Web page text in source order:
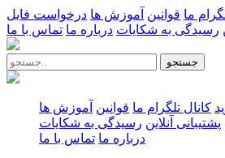
ما قوانین آموزش ها درخواست فایل
رسیدگی به شکایات درباره ما تماس با ما
جستجو
کانال تلگرام ما قوانین آموزش ها
پشتیبانی آنلاین رسیدگی به شکایات
درباره ما تماس با ما